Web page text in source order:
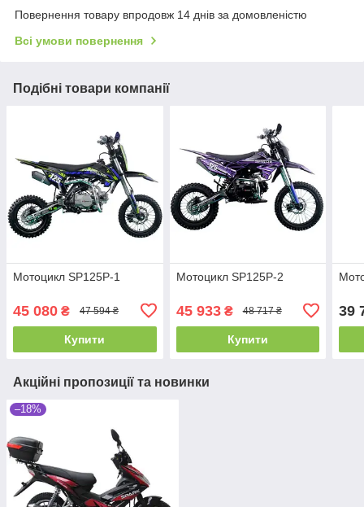
Повернення товару впродовж 14 днів за домовленістю
Всі умови повернення
Подібні товари компанії
Мотоцикл SP125P-1
45 080 ₴ 47 594 ₴
Купити
Мотоцикл SP125P-2
45 933₴ 48 717 ₴
Купити
39
Акційні пропозиції та новинки
–18%